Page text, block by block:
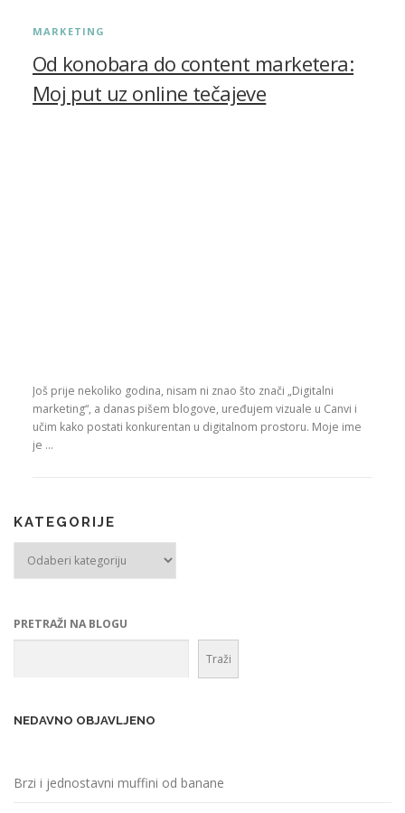
MARKETING
Od konobara do content marketera:
Moj put uz online tečajeve
Još prije nekoliko godina, nisam ni znao što znači „Digitalni
marketing“, a danas pišem blogove, uređujem vizuale u Canvi i
učim kako postati konkurentan u digitalnom prostoru. Moje ime
je …
KATEGORIJE
PRETRAŽI NA BLOGU
Traži
NEDAVNO OBJAVLJENO
Brzi i jednostavni muffini od banane